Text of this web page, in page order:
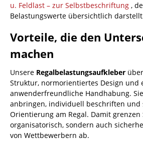
u. Feldlast – zur Selbstbeschriftung ,
Belastungswerte übersichtlich
Vorteile, die den
machen
Unsere Regalbelastungsaufkleber
Struktur, normorientiertes Design und
anwenderfreundliche Handhabung.
anbringen, individuell beschriften und
Orientierung am Regal. Damit
organisatorisch, sondern auch
von Wettbewerbern ab.